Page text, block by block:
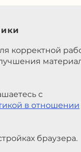
корректной
с
в отношении
браузера.